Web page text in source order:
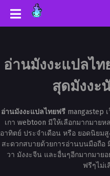
อ่านมังงะแปลไ
สุดมังงะ
อ่านมังงะแปลไทยฟรีmangastep
เกา webtoon มีให้เลือกมากมาย
อาทิตย์ ประจำเดือน หรือ ยอดนิยม
สะดวกสบายด้วยการอ่านบนมือถือ
วา มังงะจีน และอื่นๆอีกมากมาย
ฟรีๆไม่